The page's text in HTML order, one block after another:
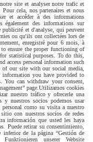
site et analyser notre trafic et
cela, nos partenaires et nous
et accéder à des informations
également des informations sur
publicité et d'analyse, qui peuvent
ou qu'ils ont collectées lors de
enregistré pour 6 mois, à
to ensure the proper functioning of
statistical purposes. To do this,
access personal information such
our site with our social media,
you have provided to
can withdraw your consent,
page. Utilizamos cookies
nuestro tráfico y ofrecerle una
y nuestros socios podemos usar
personal como su visita a nuestro
con nuestros socios de redes
información que usted les haya
Puede retirar su consentimiento,
inferior de la página “Gestión de
unserer Website